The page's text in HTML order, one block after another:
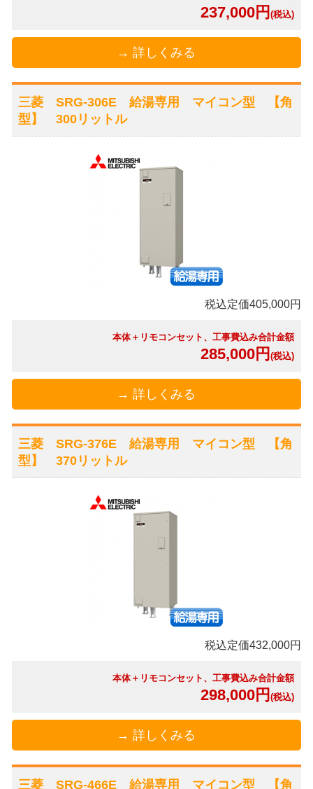
237,000円 (税込)
→ 詳しくみる
三菱 SRG-306E 給湯専用 マイコン型 【角
型】 300リットル
税込定価405,000円
本体＋リモコンセット、工事費込み合計金額
285,000円 (税込)
→ 詳しくみる
三菱 SRG-376E 給湯専用 マイコン型 【角
型】 370リットル
税込定価432,000円
本体＋リモコンセット、工事費込み合計金額
298,000円 (税込)
→ 詳しくみる
三菱 SRG-466E 給湯専用 マイコン型 【角